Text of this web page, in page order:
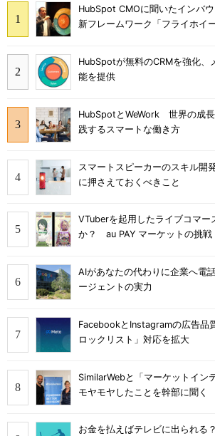
HubSpot CMOに聞いたインバ
新フレームワーク「フライホイ
HubSpotが無料のCRMを強化、
能を提供
HubSpotとWeWork 世界の成
践するスマートな働き方
スマートスピーカーのスキル開
に押さえておくべきこと
VTuberを起用したライブコマー
か？ au PAY マーケットの挑戦
AIがあなたの代わりに企業へ
ージェントの実力
FacebookとInstagramの広告
ロックリスト」対応を拡大
SimilarWebと「マーケットイン
モヤモヤしたことを幹部に聞く
お金を払えばテレビに出られ